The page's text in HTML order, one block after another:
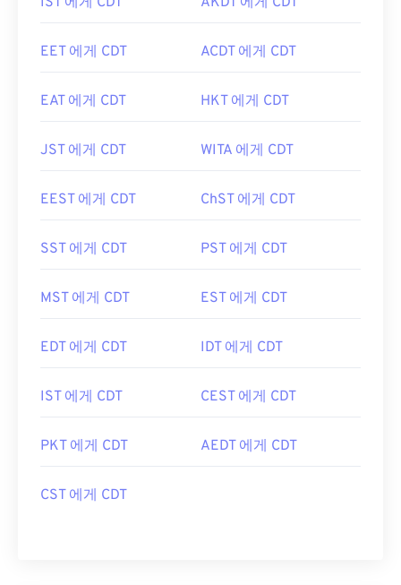
EET 에게 CDT ACDT 에게 CDT
EAT 에게 CDT HKT 에게 CDT
JST 에게 CDT WITA 에게 CDT
EEST 에게 CDT ChST 에게 CDT
SST 에게 CDT PST 에게 CDT
MST 에게 CDT EST 에게 CDT
EDT 에게 CDT IDT 에게 CDT
IST 에게 CDT CEST 에게 CDT
PKT 에게 CDT AEDT 에게 CDT
CST 에게 CDT